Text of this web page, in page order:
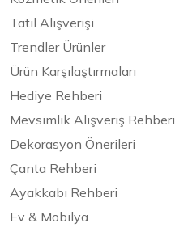
Tatil Alışverişi
Trendler Ürünler
Ürün Karşılaştırmaları
Hediye Rehberi
Mevsimlik Alışveriş Rehberi
Dekorasyon Önerileri
Çanta Rehberi
Ayakkabı Rehberi
Ev & Mobilya